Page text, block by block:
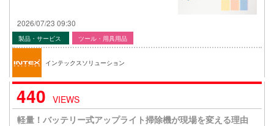
2026/07/23 09:30
製品・サービス ツール・用具用品
インテックスソリューション
440 VIEWS
軽量！バッテリー式アップライト掃除機が現場を変える理由